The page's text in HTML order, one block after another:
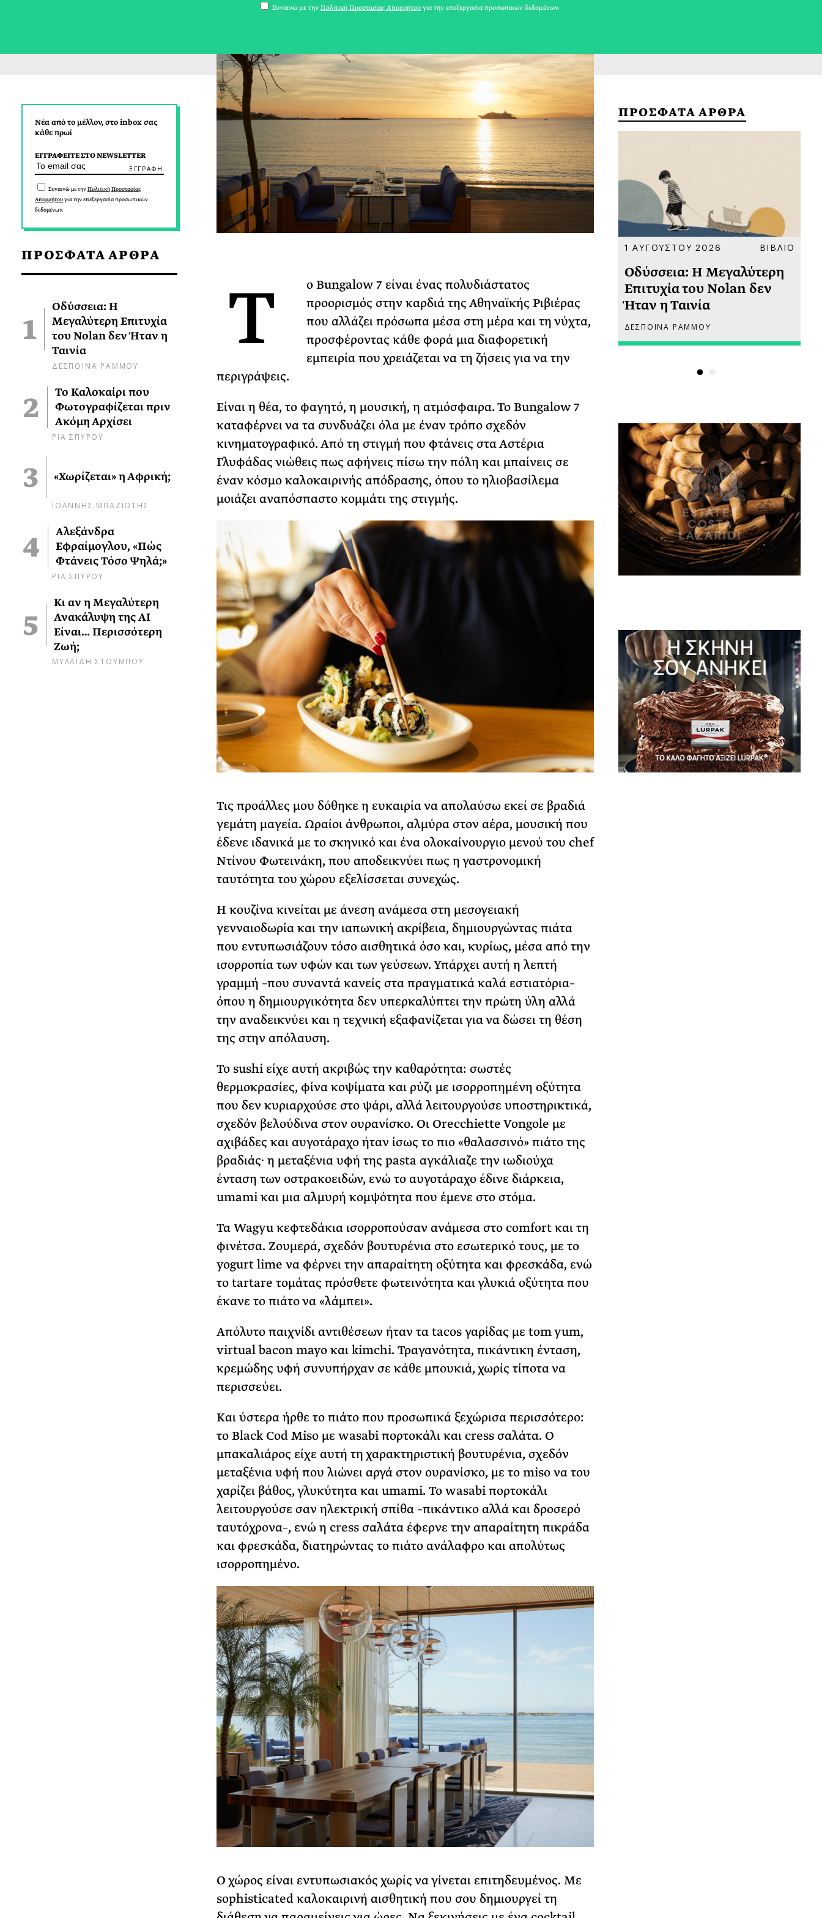
Νέα από το μέλλον, στο inbox σας
κάθε πρωί
ΕΓΓΡΑΦΕΙΤΕ ΣΤΟ NEWSLETTER
Συναινώ με τηνΠολιτική Προστασίας
Απορρήτουγια την επεξεργασία προσωπικών
δεδομένων.
ΠΡΟΣΦΑΤΑ ΑΡΘΡΑ
Οδύσσεια: Η
Μεγαλύτερη Επιτυχία
του Nolan δεν Ήταν η
Ταινία
ΔΕΣΠΟΙΝΑ ΡΑΜΜΟΥ
Το Καλοκαίρι που
Φωτογραφίζεται πριν
Ακόμη Αρχίσει
ΡΙΑ ΣΠΥΡΟΥ
«Χωρίζεται» η Αφρική;
ΙΩΑΝΝΗΣ ΜΠΑΖΙΩΤΗΣ
Αλεξάνδρα
Εφραίμογλου, «Πώς
Φτάνεις Τόσο Ψηλά;»
ΡΙΑ ΣΠΥΡΟΥ
Κι αν η Μεγαλύτερη
Ανακάλυψη της AI
Είναι… Περισσότερη
Ζωή;
ΜΥΛΑΙΔΗ ΣΤΟΥΜΠΟΥ
Τ
ο Bungalow 7 είναι ένας πολυδιάστατος
προορισμός στην καρδιά της Αθηναϊκής Ριβιέρας
που αλλάζει πρόσωπα μέσα στη μέρα και τη νύχτα,
προσφέροντας κάθε φορά μια διαφορετική
εμπειρία που χρειάζεται να τη ζήσεις για να την
περιγράψεις.
Είναι η θέα, το φαγητό, η μουσική, η ατμόσφαιρα. Το Bungalow 7
καταφέρνει να τα συνδυάζει όλα με έναν τρόπο σχεδόν
κινηματογραφικό. Από τη στιγμή που φτάνεις στα Αστέρια
Γλυφάδας νιώθεις πως αφήνεις πίσω την πόλη και μπαίνεις σε
έναν κόσμο καλοκαιρινής απόδρασης, όπου το ηλιοβασίλεμα
μοιάζει αναπόσπαστο κομμάτι της στιγμής.
Tις προάλλες μου δόθηκε η ευκαιρία να απολαύσω εκεί σε βραδιά
γεμάτη μαγεία. Ωραίοι άνθρωποι, αλμύρα στον αέρα, μουσική που
έδενε ιδανικά με το σκηνικό και ένα ολοκαίνουργιο μενού του chef
Ντίνου Φωτεινάκη, που αποδεικνύει πως η γαστρονομική
ταυτότητα του χώρου εξελίσσεται συνεχώς.
Η κουζίνα κινείται με άνεση ανάμεσα στη μεσογειακή
γενναιοδωρία και την ιαπωνική ακρίβεια, δημιουργώντας πιάτα
που εντυπωσιάζουν τόσο αισθητικά όσο και, κυρίως, μέσα από την
ισορροπία των υφών και των γεύσεων. Υπάρχει αυτή η λεπτή
γραμμή –που συναντά κανείς στα πραγματικά καλά εστιατόρια–
όπου η δημιουργικότητα δεν υπερκαλύπτει την πρώτη ύλη αλλά
την αναδεικνύει και η τεχνική εξαφανίζεται για να δώσει τη θέση
της στην απόλαυση.
Το sushi είχε αυτή ακριβώς την καθαρότητα: σωστές
θερμοκρασίες, φίνα κοψίματα και ρύζι με ισορροπημένη οξύτητα
που δεν κυριαρχούσε στο ψάρι, αλλά λειτουργούσε υποστηρικτικά,
σχεδόν βελούδινα στον ουρανίσκο. Οι Orecchiette Vongole με
αχιβάδες και αυγοτάραχο ήταν ίσως το πιο «θαλασσινό» πιάτο της
βραδιάς· η μεταξένια υφή της pasta αγκάλιαζε την ιωδιούχα
ένταση των οστρακοειδών, ενώ το αυγοτάραχο έδινε διάρκεια,
umami και μια αλμυρή κομψότητα που έμενε στο στόμα.
Τα Wagyu κεφτεδάκια ισορροπούσαν ανάμεσα στο comfort και τη
φινέτσα. Ζουμερά, σχεδόν βουτυρένια στο εσωτερικό τους, με το
yogurt lime να φέρνει την απαραίτητη οξύτητα και φρεσκάδα, ενώ
το tartare τομάτας πρόσθετε φωτεινότητα και γλυκιά οξύτητα που
έκανε το πιάτο να «λάμπει».
Απόλυτο παιχνίδι αντιθέσεων ήταν τα tacos γαρίδας με tom yum,
virtual bacon mayo και kimchi. Τραγανότητα, πικάντικη ένταση,
κρεμώδης υφή συνυπήρχαν σε κάθε μπουκιά, χωρίς τίποτα να
περισσεύει.
Και ύστερα ήρθε το πιάτο που προσωπικά ξεχώρισα περισσότερο:
το Black Cod Miso με wasabi πορτοκάλι και cress σαλάτα. Ο
μπακαλιάρος είχε αυτή τη χαρακτηριστική βουτυρένια, σχεδόν
μεταξένια υφή που λιώνει αργά στον ουρανίσκο, με το miso να του
χαρίζει βάθος, γλυκύτητα και umami. Το wasabi πορτοκάλι
λειτουργούσε σαν ηλεκτρική σπίθα –πικάντικο αλλά και δροσερό
ταυτόχρονα–, ενώ η cress σαλάτα έφερνε την απαραίτητη πικράδα
και φρεσκάδα, διατηρώντας το πιάτο ανάλαφρο και απολύτως
ισορροπημένο.
Ο χώρος είναι εντυπωσιακός χωρίς να γίνεται επιτηδευμένος. Με
sophisticated καλοκαιρινή αισθητική που σου δημιουργεί τη
ΠΡΟΣΦΑΤΑ ΑΡΘΡΑ
Φωτογραφίζεται πριν
Ακόμη Αρχίσει
ΡΙΑ ΣΠΥΡΟΥ
1 ΑΥΓΟΥΣΤΟΥ 2026 ΒΙΒΛΙΟ
Οδύσσεια: Η Μεγαλύτερη
Επιτυχία του Nolan δεν
Ήταν η Ταινία
ΔΕΣΠΟΙΝΑ ΡΑΜΜΟΥ
Συναινώ με την Πολιτική Προστασίας Απορρήτου για την επεξεργασία προσωπικών δεδομένων.